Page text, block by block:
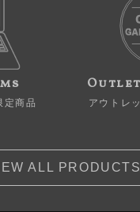
定商品 アウトレ
ALL PRODUCTS